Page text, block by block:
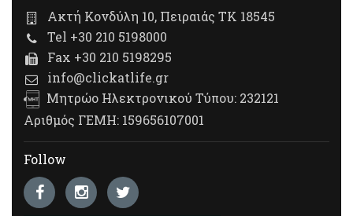
Ακτή Κονδύλη 10, Πειραιάς ΤΚ 18545
Tel +30 210 5198000
Fax +30 210 5198295
info@clickatlife.gr
Μητρώο Ηλεκτρονικού Τύπου: 232121
Αριθμός ΓΕΜΗ: 159656107001
Follow